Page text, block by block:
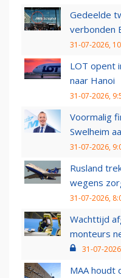
Gedeelde
verbonden
31-07-2026,
LOT opent
naar Hanoi
31-07-2026,
Voormalig
Swelheim
31-07-2026,
Rusland
wegens
31-07-2026,
Wachttijd
monteurs
31-07-
MAA houdt